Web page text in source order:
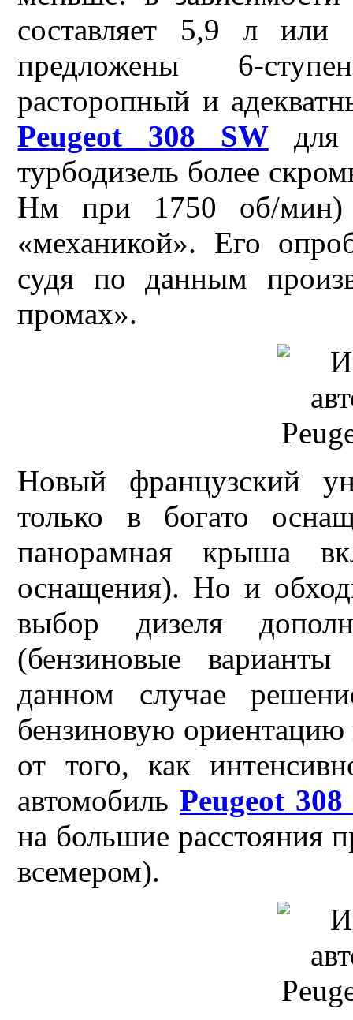
составляет 5,9 л
предложены 6-
расторопный и
Peugeot 308 SWдля
турбодизель более
Нм при 1750 об/мин)
«механикой». Его
судя по данным
промах».
Новый французский
только в богато
панорамная крыша
оснащения). Но и
выбор дизеля
(бензиновые
данном случае
бензиновую
от того, как
автомобильPeugeot
на большие расстояния
всемером).